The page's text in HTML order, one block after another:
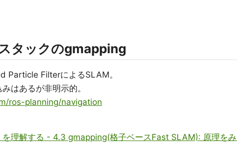
タックのgmapping
Particle FilterによるSLAM。
はあるが非明示的。
ros-planning/navigation
理解する - 4.3 gmapping(格子ベースFast SLAM): 原理を